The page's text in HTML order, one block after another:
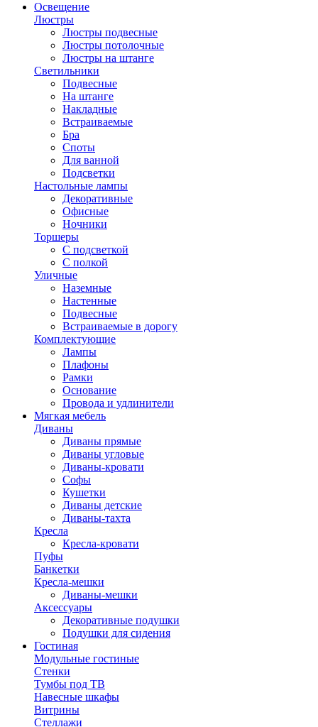
Освещение
Люстры
Люстры подвесные
Люстры потолочные
Люстры на штанге
Светильники
Подвесные
На штанге
Накладные
Встраиваемые
Бра
Споты
Для ванной
Подсветки
Настольные лампы
Декоративные
Офисные
Ночники
Торшеры
С подсветкой
С полкой
Уличные
Наземные
Настенные
Подвесные
Встраиваемые в дорогу
Комплектующие
Лампы
Плафоны
Рамки
Основание
Провода и удлинители
Мягкая мебель
Диваны
Диваны прямые
Диваны угловые
Диваны-кровати
Софы
Кушетки
Диваны детские
Диваны-тахта
Кресла
Кресла-кровати
Пуфы
Банкетки
Кресла-мешки
Диваны-мешки
Аксессуары
Декоративные подушки
Подушки для сидения
Гостиная
Модульные гостиные
Стенки
Тумбы под ТВ
Навесные шкафы
Витрины
Стеллажи